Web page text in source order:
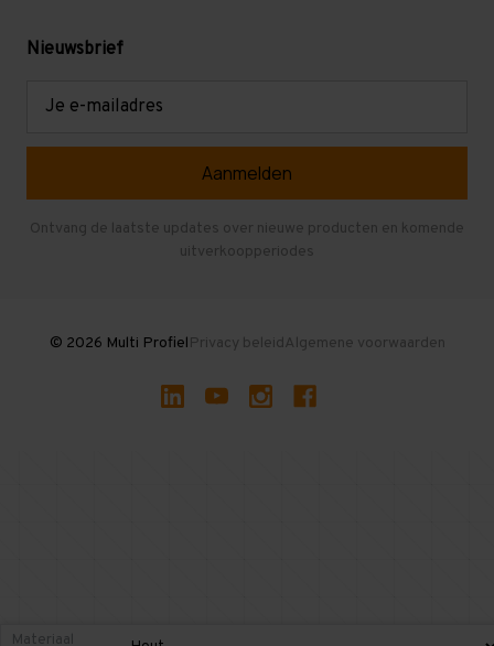
Levering en afhalen
Mezzanine
Gebruikte entresolvloeren
Nieuwsbrief
Ontvang de laatste updates over nieuwe producten en komende
uitverkoopperiodes
© 2026 Multi ProfielPrivacy beleidAlgemene voorwaarden
Materiaal